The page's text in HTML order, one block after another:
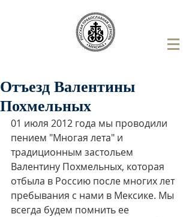
Отъезд Валентины
Похмельных
01 июля 2012 года мы проводили
пением "Многая лета" и
традиционным застольем
Валентину Похмельных, которая
отбыла в Россию после многих лет
пребывания с нами в Мексике. Мы
всегда будем помнить ее